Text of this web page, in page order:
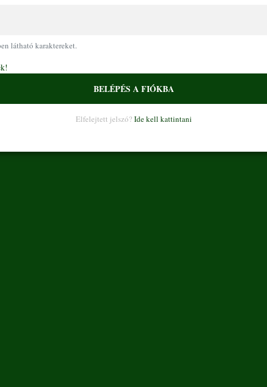
látható karaktereket.
BELÉPÉS A FIÓKBA
Elfelejtett jelszó? Ide kell kattintani